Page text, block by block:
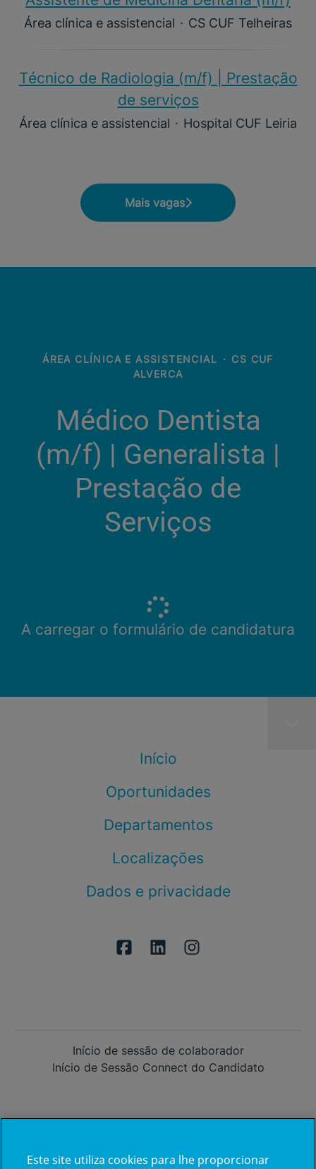
Área clínica e assistencial · CS CUF Telheiras
Técnico de Radiologia (m/f) | Prestação
de serviços
Área clínica e assistencial · Hospital CUF Leiria
Mais vagas
ÁREA CLÍNICA E ASSISTENCIAL · CS CUF
ALVERCA
Médico Dentista
(m/f) | Generalista |
Prestação de
Serviços
A carregar o formulário de candidatura
Início
Oportunidades
Departamentos
Localizações
Dados e privacidade
Início de sessão de colaborador
Início de Sessão Connect do Candidato
Este site utiliza cookies para lhe proporcionar